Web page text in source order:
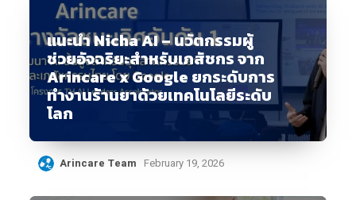
แนะนำ Nicha AI – นวัตกรรมผู้
ช่วยอัจฉริยะสำหรับเภสัชกร จาก
Arincare x Google ยกระดับการ
ทำงานร้านยาด้วยเทคโนโลยีระดับ
โลก
Arincare Team February 19, 2026